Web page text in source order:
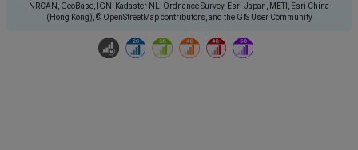
NRCAN, GeoBase, IGN, Kadaster NL, Ordnance Survey, Esri Japan, METI, Esri China
(Hong Kong), © OpenStreetMap contributors, and the GIS User Community